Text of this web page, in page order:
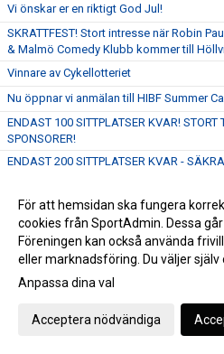
Vi önskar er en riktigt God Jul!
SKRATTFEST! Stort intresse när Robin
& Malmö Comedy Klubb kommer till
Vinnare av Cykellotteriet
Nu öppnar vi anmälan till HIBF Summer
ENDAST 100 SITTPLATSER KVAR! STORT
SPONSORER!
ENDAST 200 SITTPLATSER KVAR -
SKRATTFEST! Robin Paulsson, Lena
till Halörhallen 8/1 - Perfekt julklapp!
FRITT INTRÄDE & Publikfest när vi tar
Växjö Vipers den 17 December!
Gameday - Skånederby i världens bästa
Halörhallen
Ta del av fantastiska erbjudanden hos
samtidigt som du stöttar föreningen!
För att hemsidan ska fungera
cookies från SportAdmin. Dessa
Föreningen kan också använda
eller marknadsföring. Du väljer själv
Anpassa dina val
Acceptera nödvändiga